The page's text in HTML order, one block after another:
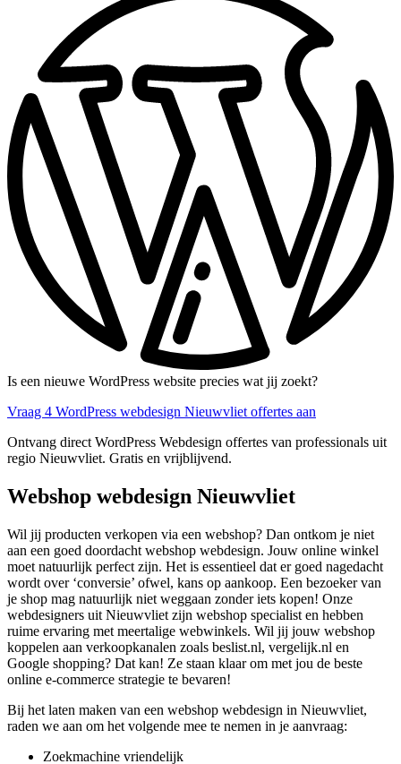
Is een nieuwe WordPress website precies wat jij zoekt?
Vraag 4 WordPress webdesign Nieuwvliet offertes aan
Ontvang direct WordPress Webdesign offertes van professionals uit
regio Nieuwvliet. Gratis en vrijblijvend.
Webshop webdesign Nieuwvliet
Wil jij producten verkopen via een webshop? Dan ontkom je niet
aan een goed doordacht webshop webdesign. Jouw online winkel
moet natuurlijk perfect zijn. Het is essentieel dat er goed nagedacht
wordt over ‘conversie’ ofwel, kans op aankoop. Een bezoeker van
je shop mag natuurlijk niet weggaan zonder iets kopen! Onze
webdesigners uit Nieuwvliet zijn webshop specialist en hebben
ruime ervaring met meertalige webwinkels. Wil jij jouw webshop
koppelen aan verkoopkanalen zoals beslist.nl, vergelijk.nl en
Google shopping? Dat kan! Ze staan klaar om met jou de beste
online e-commerce strategie te bevaren!
Bij het laten maken van een webshop webdesign in Nieuwvliet,
raden we aan om het volgende mee te nemen in je aanvraag:
Zoekmachine vriendelijk